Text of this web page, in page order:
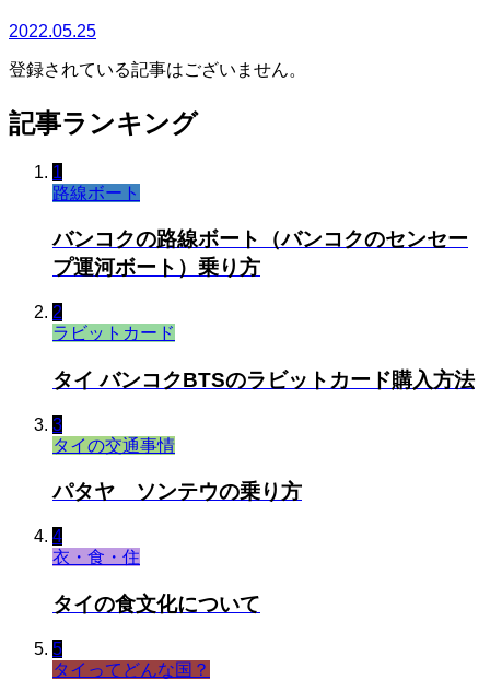
2022.05.25
登録されている記事はございません。
記事ランキング
1
路線ボート
バンコクの路線ボート（バンコクのセンセー
プ運河ボート）乗り方
2
ラビットカード
タイ バンコクBTSのラビットカード購入方法
3
タイの交通事情
パタヤ ソンテウの乗り方
4
衣・食・住
タイの食文化について
5
タイってどんな国？